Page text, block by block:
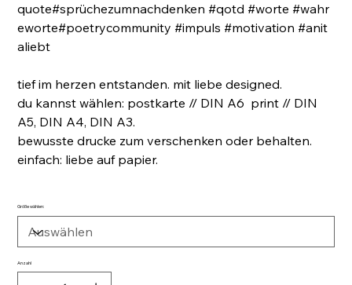
quote#sprüchezumnachdenken #qotd #worte #wahr
eworte#poetrycommunity #impuls #motivation #anit
aliebt
tief im herzen entstanden. mit liebe designed.
du kannst wählen: postkarte // DIN A6 print // DIN
A5, DIN A4, DIN A3.
bewusste drucke zum verschenken oder behalten.
einfach: liebe auf papier.
Größe wählen:
Anzahl